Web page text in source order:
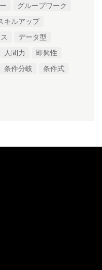
グループワーク
キルアップ
データ型
人間力
即興性
条件分岐
条件式